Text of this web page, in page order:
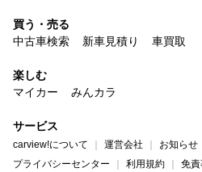
買う・売る
中古車検索
新車見積り 車買取
楽しむ
マイカー
みんカラ
サービス
carview!について 運営会社 お知らせ
プライバシーセンター
利用規約 免